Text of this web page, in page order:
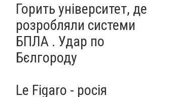
Горить університет, де
розробляли системи
БПЛА . Удар по
Бєлгороду
Le Figaro - росія